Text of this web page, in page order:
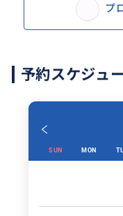
プ
予約スケジュ
SUN MON